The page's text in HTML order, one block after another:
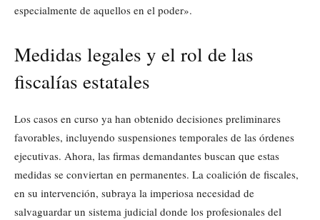
especialmente de aquellos en el poder».
Medidas legales y el rol de las
fiscalías estatales
Los casos en curso ya han obtenido decisiones preliminares
favorables, incluyendo suspensiones temporales de las órdenes
ejecutivas. Ahora, las firmas demandantes buscan que estas
medidas se conviertan en permanentes. La coalición de fiscales,
en su intervención, subraya la imperiosa necesidad de
salvaguardar un sistema judicial donde los profesionales del